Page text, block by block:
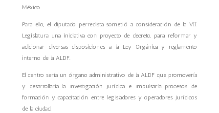
México.
Para ello, el diputado perredista sometió a consideración de la VII
Legislatura una iniciativa con proyecto de decreto, para reformar y
adicionar diversas disposiciones a la Ley Orgánica y reglamento
interno de la ALDF.
El centro sería un órgano administrativo de la ALDF que promovería
y desarrollaría la investigación jurídica e impulsaría procesos de
formación y capacitación entre legisladores y operadores jurídicos
de la ciudad.